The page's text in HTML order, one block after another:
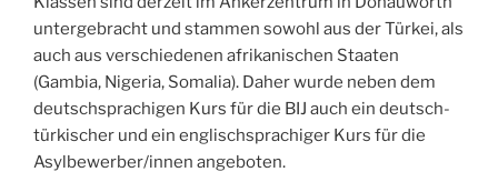
untergebracht und stammen sowohl aus der Türkei, als
auch aus verschiedenen afrikanischen Staaten
(Gambia, Nigeria, Somalia). Daher wurde neben dem
deutschsprachigen Kurs für die BIJ auch ein deutsch-
türkischer und ein englischsprachiger Kurs für die
Asylbewerber/innen angeboten.